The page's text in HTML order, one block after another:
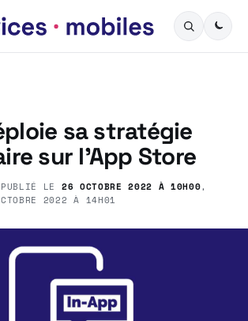
sa stratégie
sur l’App Store
LE 26 OCTOBRE 2022 À 10H00,
2022 À 14H01